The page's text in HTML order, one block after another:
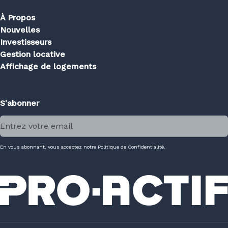
À Propos
Nouvelles
Investisseurs
Gestion locative
Affichage de logements
S'abonner
En vous abonnant, vous acceptez notre Politique de Confidentialité.